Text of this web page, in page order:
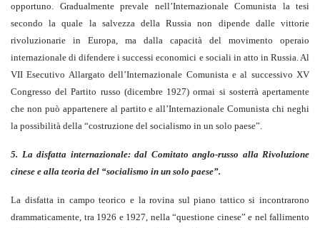
opportuno. Gradualmente prevale nell’Internazionale Comunista la tesi
secondo la quale la salvezza della Russia non dipende dalle vittorie
rivoluzionarie in Europa, ma dalla capacità del movimento operaio
internazionale di difendere i successi economici e sociali in atto in Russia. Al
VII Esecutivo Allargato dell’Internazionale Comunista e al successivo XV
Congresso del Partito russo (dicembre 1927) ormai si sosterrà apertamente
che non può appartenere al partito e all’Internazionale Comunista chi neghi
la possibilità della “costruzione del socialismo in un solo paese”.
5. La disfatta internazionale: dal Comitato anglo-russo alla Rivoluzione
cinese e alla teoria del “socialismo in un solo paese”.
La disfatta in campo teorico e la rovina sul piano tattico si incontrarono
drammaticamente, tra 1926 e 1927, nella “questione cinese” e nel fallimento